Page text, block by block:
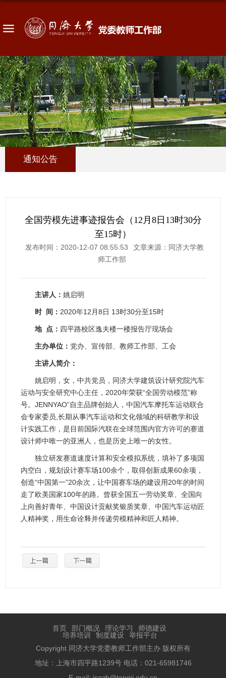
通知公告
全国劳模先进事迹报告会（​12月8日13时30分
至15时）
发布时间：2020-12-07 08:55:53
文章来源：同济大学教
师工作部
主讲人： 姚启明
时 间： 2020年12月8日 13时30分至15时
地 点： 四平路校区逸夫楼一楼报告厅现场会
主办单位： 党办、宣传部、教师工作部、工会
主讲人简介：
姚启明，女，中共党员，同济大学建筑设计研究院汽车
运动与安全研究中心主任，2020年荣获“全国劳动模范”称
号。JENNYAO”自主品牌创始人，中国汽车摩托车运动联合
会专家委员,长期从事汽车运动和文化领域的科研教学和设
计实践工作，是目前国际汽联在全球范围内官方许可的赛道
设计师中唯一的亚洲人，也是历史上唯一的女性。
独立研发赛道速度计算和安全模拟系统，填补了多项国
内空白，规划设计赛车场100余个，取得创新成果60余项，
创造“中国第一”20余次，让中国赛车场的建设用20年的时间
走了欧美国家100年的路。曾获全国五一劳动奖章、全国向
上向善好青年、中国设计贡献奖银质奖章、中国汽车运动匠
人精神奖，用生命诠释并传递劳模精神和匠人精神。
首页 部门概况 理论学习
师德建设
培养培训
制度建设
举报平台
Copyright 同济大学党委教师工作部主办 版权所有
地址：上海市四平路1239号 电话：021-65981746